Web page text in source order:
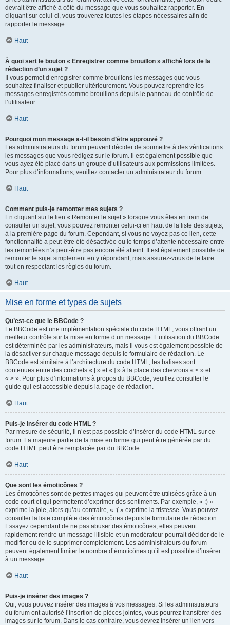
devrait être affiché à côté du message que vous souhaitez rapporter. En
cliquant sur celui-ci, vous trouverez toutes les étapes nécessaires afin de
rapporter le message.
Haut
À quoi sert le bouton « Enregistrer comme brouillon » affiché lors de la
rédaction d’un sujet ?
Il vous permet d’enregistrer comme brouillons les messages que vous
souhaitez finaliser et publier ultérieurement. Vous pouvez reprendre les
messages enregistrés comme brouillons depuis le panneau de contrôle de
l’utilisateur.
Haut
Pourquoi mon message a-t-il besoin d’être approuvé ?
Les administrateurs du forum peuvent décider de soumettre à des vérifications
les messages que vous rédigez sur le forum. Il est également possible que
vous ayez été placé dans un groupe d’utilisateurs aux permissions limitées.
Pour plus d’informations, veuillez contacter un administrateur du forum.
Haut
Comment puis-je remonter mes sujets ?
En cliquant sur le lien « Remonter le sujet » lorsque vous êtes en train de
consulter un sujet, vous pouvez remonter celui-ci en haut de la liste des sujets,
à la première page du forum. Cependant, si vous ne voyez pas ce lien, cette
fonctionnalité a peut-être été désactivée ou le temps d’attente nécessaire entre
les remontées n’a peut-être pas encore été atteint. Il est également possible de
remonter le sujet simplement en y répondant, mais assurez-vous de le faire
tout en respectant les règles du forum.
Haut
Mise en forme et types de sujets
Qu’est-ce que le BBCode ?
Le BBCode est une implémentation spéciale du code HTML, vous offrant un
meilleur contrôle sur la mise en forme d’un message. L’utilisation du BBCode
est déterminée par les administrateurs, mais il vous est également possible de
la désactiver sur chaque message depuis le formulaire de rédaction. Le
BBCode est similaire à l’architecture du code HTML, les balises sont
contenues entre des crochets « [ » et « ] » à la place des chevrons « < » et
« > ». Pour plus d’informations à propos du BBCode, veuillez consulter le
guide qui est accessible depuis la page de rédaction.
Haut
Puis-je insérer du code HTML ?
Par mesure de sécurité, il n’est pas possible d’insérer du code HTML sur ce
forum. La majeure partie de la mise en forme qui peut être générée par du
code HTML peut être remplacée par du BBCode.
Haut
Que sont les émoticônes ?
Les émoticônes sont de petites images qui peuvent être utilisées grâce à un
code court et qui permettent d’exprimer des sentiments. Par exemple, « :) »
exprime la joie, alors qu’au contraire, « :( » exprime la tristesse. Vous pouvez
consulter la liste complète des émoticônes depuis le formulaire de rédaction.
Essayez cependant de ne pas abuser des émoticônes, elles peuvent
rapidement rendre un message illisible et un modérateur pourrait décider de le
modifier ou de le supprimer complètement. Les administrateurs du forum
peuvent également limiter le nombre d’émoticônes qu’il est possible d’insérer
à un message.
Haut
Puis-je insérer des images ?
Oui, vous pouvez insérer des images à vos messages. Si les administrateurs
du forum ont autorisé l’insertion de pièces jointes, vous pourrez transférer des
images sur le forum. Dans le cas contraire, vous devrez insérer un lien vers